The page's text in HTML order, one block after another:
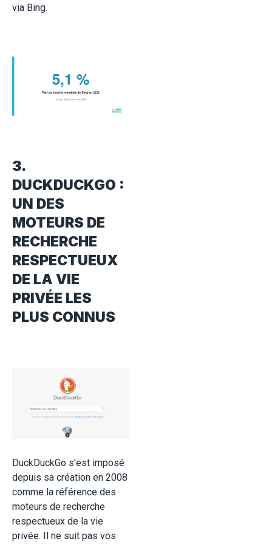
via Bing.
3.
DUCKDUCKGO :
UN DES
MOTEURS DE
RECHERCHE
RESPECTUEUX
DE LA VIE
PRIVÉE LES
PLUS CONNUS
DuckDuckGo s'est imposé
depuis sa création en 2008
comme la référence des
moteurs de recherche
respectueux de la vie
privée. Il ne suit pas vos